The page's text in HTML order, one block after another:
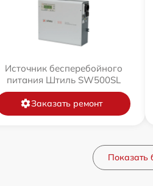
Источник бесперебойного
питания Штиль SW500SL
Заказать ремонт
Показать